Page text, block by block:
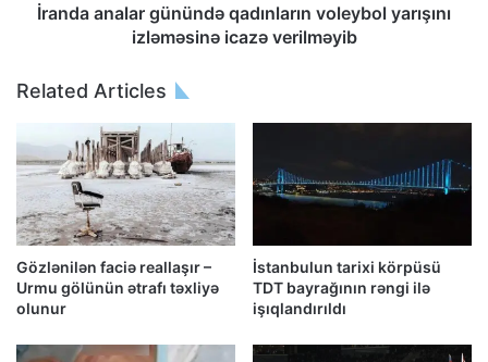
İranda analar günündə qadınların voleybol yarışını
izləməsinə icazə verilməyib
Related Articles
Gözlənilən faciə reallaşır –
Urmu gölünün ətrafı təxliyə
olunur
İstanbulun tarixi körpüsü
TDT bayrağının rəngi ilə
işıqlandırıldı